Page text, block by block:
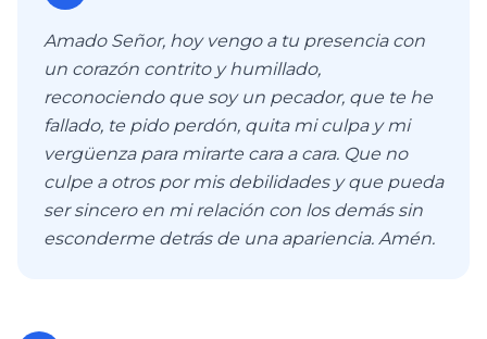
Amado Señor, hoy vengo a tu presencia con
un corazón contrito y humillado,
reconociendo que soy un pecador, que te he
fallado, te pido perdón, quita mi culpa y mi
vergüenza para mirarte cara a cara. Que no
culpe a otros por mis debilidades y que pueda
ser sincero en mi relación con los demás sin
esconderme detrás de una apariencia. Amén.